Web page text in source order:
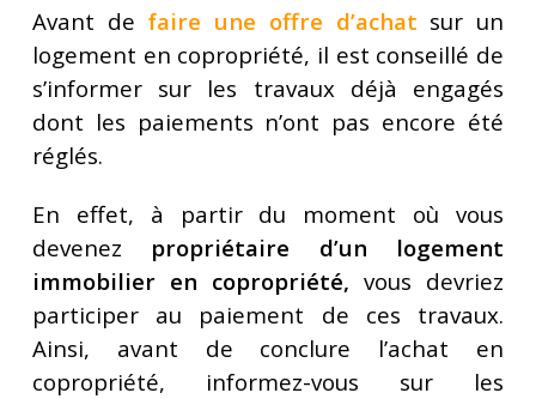
Avant de faire une offre d’achat sur un
logement en copropriété, il est conseillé de
s’informer sur les travaux déjà engagés
dont les paiements n’ont pas encore été
réglés.
En effet, à partir du moment où vous
devenez propriétaire d’un logement
immobilier en copropriété, vous devriez
participer au paiement de ces travaux.
Ainsi, avant de conclure l’achat en
copropriété, informez-vous sur les